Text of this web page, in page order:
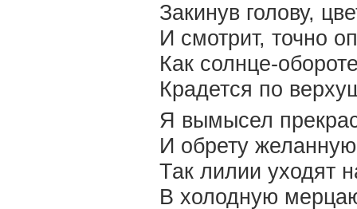
Закинув голову,
И смотрит, точно
Как солнце-
Крадется по
Я вымысел
И обрету
Так лилии уходят
В холодную